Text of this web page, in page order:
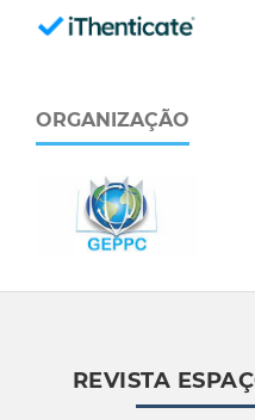
ORGANIZAÇÃO
REVISTA